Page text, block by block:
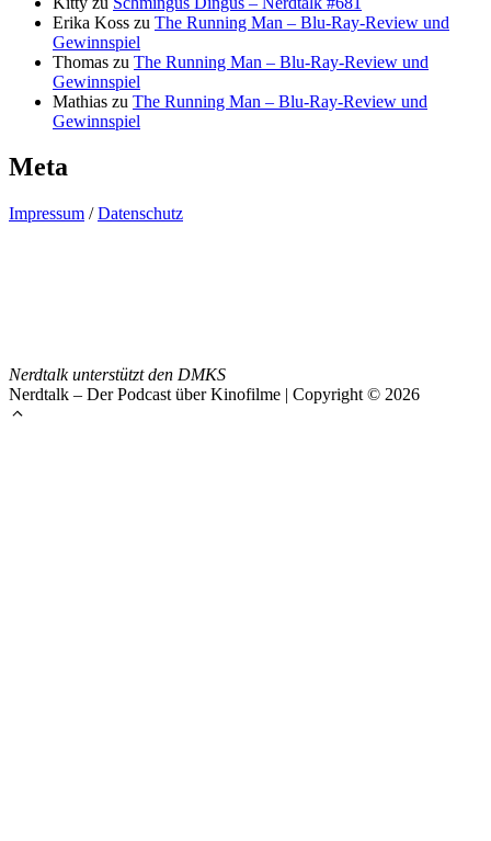
Erika Koss zu The Running Man – Blu-Ray-Review und
Gewinnspiel
Thomas zu The Running Man – Blu-Ray-Review und
Gewinnspiel
Mathias zu The Running Man – Blu-Ray-Review und
Gewinnspiel
Meta
Impressum /Datenschutz
Nerdtalk unterstützt den DMKS
Nerdtalk – Der Podcast über Kinofilme | Copyright © 2026